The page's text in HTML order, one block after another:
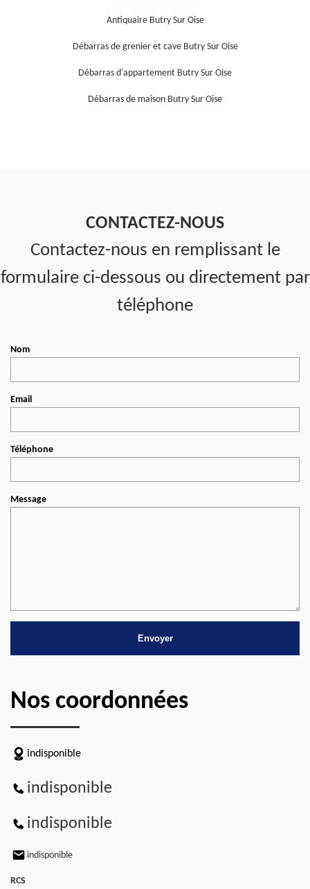
Antiquaire Butry Sur Oise
Débarras de grenier et cave Butry Sur Oise
Débarras d'appartement Butry Sur Oise
Débarras de maison Butry Sur Oise
CONTACTEZ-NOUS
Contactez-nous en remplissant le
formulaire ci-dessous ou directement par
téléphone
Nom
Email
Téléphone
Message
Nos coordonnées
indisponible
indisponible
indisponible
indisponible
RCS